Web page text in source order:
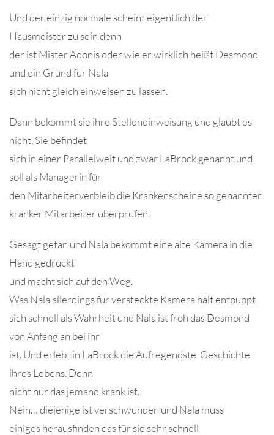
Und der einzig normale scheint eigentlich der
Hausmeister zu sein denn
der ist Mister Adonis oder wie er wirklich heißt Desmond
und ein Grund für Nala
sich nicht gleich einweisen zu lassen.
Dann bekommt sie ihre Stelleneinweisung und glaubt es
nicht, Sie befindet
sich in einer Parallelwelt und zwar LaBrock genannt und
soll als Managerin für
den Mitarbeiterverbleib die Krankenscheine so genannter
kranker Mitarbeiter überprüfen.
Gesagt getan und Nala bekommt eine alte Kamera in die
Hand gedrückt
und macht sich auf den Weg.
Was Nala allerdings für versteckte Kamera hält entpuppt
sich schnell als Wahrheit und Nala ist froh das Desmond
von Anfang an bei ihr
ist. Und erlebt in LaBrock die Aufregendste Geschichte
ihres Lebens. Denn
nicht nur das jemand krank ist.
Nein… diejenige ist verschwunden und Nala muss
einiges herausfinden das für sie sehr schnell